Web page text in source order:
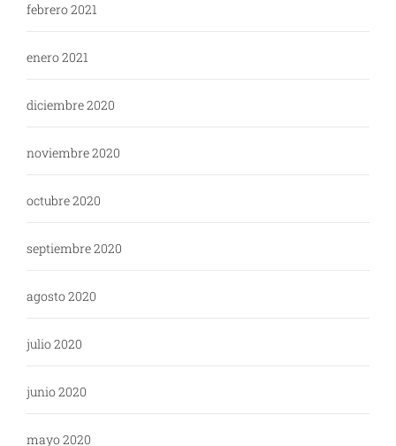
febrero 2021
enero 2021
diciembre 2020
noviembre 2020
octubre 2020
septiembre 2020
agosto 2020
julio 2020
junio 2020
mayo 2020